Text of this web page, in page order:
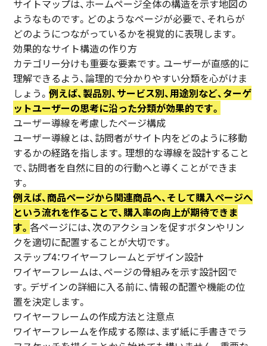
サイトマップは、ホームページ全体の構造を示す地図の
ようなものです。どのようなページが必要で、それらが
どのようにつながっているかを視覚的に表現します。
効果的なサイト構造の作り方
カテゴリー分けも重要な要素です。ユーザーが直感的に
理解できるよう、論理的で分かりやすい分類を心がけま
しょう。例えば、製品別、サービス別、用途別など、ターゲ
ットユーザーの思考に沿った分類が効果的です。
ユーザー導線を考慮したページ構成
ユーザー導線とは、訪問者がサイト内をどのように移動
するかの経路を指します。理想的な導線を設計すること
で、訪問者を自然に目的の行動へと導くことができま
す。
例えば、商品ページから関連商品へ、そして購入ページへ
という流れを作ることで、購入率の向上が期待できま
す。各ページには、次のアクションを促すボタンやリン
クを適切に配置することが大切です。
ステップ4：ワイヤーフレームとデザイン設計
ワイヤーフレームは、ページの骨組みを示す設計図で
す。デザインの詳細に入る前に、情報の配置や機能の位
置を決定します。
ワイヤーフレームの作成方法と注意点
ワイヤーフレームを作成する際は、まず紙に手書きでラ